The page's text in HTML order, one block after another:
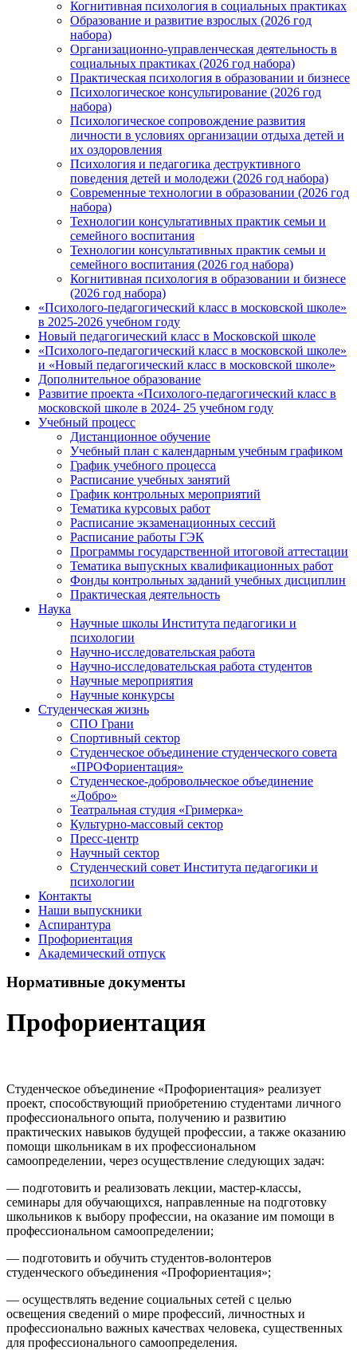
Когнитивная психология в социальных практиках
Образование и развитие взрослых (2026 год
набора)
Организационно-управленческая деятельность в
социальных практиках (2026 год набора)
Практическая психология в образовании и бизнесе
Психологическое консультирование (2026 год
набора)
Психологическое сопровождение развития
личности в условиях организации отдыха детей и
их оздоровления
Психология и педагогика деструктивного
поведения детей и молодежи (2026 год набора)
Современные технологии в образовании (2026 год
набора)
Технологии консультативных практик семьи и
семейного воспитания
Технологии консультативных практик семьи и
семейного воспитания (2026 год набора)
Когнитивная психология в образовании и бизнесе
(2026 год набора)
«Психолого-педагогический класс в московской школе»
в 2025-2026 учебном году
Новый педагогический класс в Московской школе
«Психолого-педагогический класс в московской школе»
и «Новый педагогический класс в московской школе»
Дополнительное образование
Развитие проекта «Психолого-педагогический класс в
московской школе в 2024- 25 учебном году
Учебный процесс
Дистанционное обучение
Учебный план с календарным учебным графиком
График учебного процесса
Расписание учебных занятий
График контрольных мероприятий
Тематика курсовых работ
Расписание экзаменационных сессий
Расписание работы ГЭК
Программы государственной итоговой аттестации
Тематика выпускных квалификационных работ
Фонды контрольных заданий учебных дисциплин
Практическая деятельность
Наука
Научные школы Института педагогики и
психологии
Научно-исследовательская работа
Научно-исследовательская работа студентов
Научные мероприятия
Научные конкурсы
Студенческая жизнь
СПО Грани
Спортивный сектор
Студенческое объединение студенческого совета
«ПРОФориентация»
Студенческое-добровольческое объединение
«Добро»
Театральная студия «Гримерка»
Культурно-массовый сектор
Пресс-центр
Научный сектор
Студенческий совет Института педагогики и
психологии
Контакты
Наши выпускники
Аспирантура
Профориентация
Академический отпуск
Нормативные документы
Профориентация
Студенческое объединение «Профориентация» реализует
проект, способствующий приобретению студентами личного
профессионального опыта, получению и развитию
практических навыков будущей профессии, а также оказанию
помощи школьникам в их профессиональном
самоопределении, через осуществление следующих задач:
— подготовить и реализовать лекции, мастер-классы,
семинары для обучающихся, направленные на подготовку
школьников к выбору профессии, на оказание им помощи в
профессиональном самоопределении;
— подготовить и обучить студентов-волонтеров
студенческого объединения «Профориентация»;
— осуществлять ведение социальных сетей с целью
освещения сведений о мире профессий, личностных и
профессионально важных качествах человека, существенных
для профессионального самоопределения.